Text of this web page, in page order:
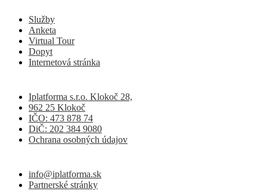
Služby
Anketa
Virtual Tour
Dopyt
Internetová stránka
Iplatforma s.r.o. Klokoč 28,
962 25 Klokoč
IČO: 473 878 74
DiČ: 202 384 9080
Ochrana osobných údajov
info@iplatforma.sk
Partnerské stránky